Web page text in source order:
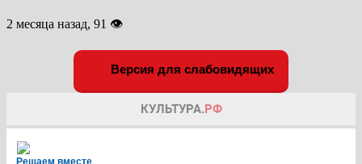
2 месяца назад, 91 👁
Версия для слабовидящих
Решаем вместе